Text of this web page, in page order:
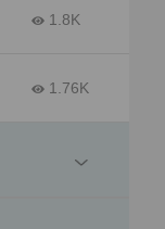
1.8K
1.76K